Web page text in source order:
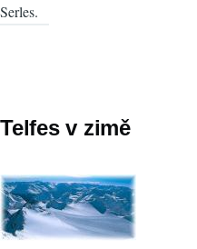
Serles.
Telfes v zimě